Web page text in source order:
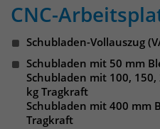
CNC-
Schubladen-Vollauszug
Schubladen mit 50 mm
Schubladen mit 100,
kg Tragkraft
Schubladen mit 400 mm
Tragkraft
Name _pk_ref
Anbieter
Laufzeit